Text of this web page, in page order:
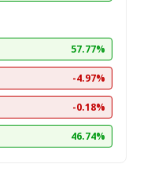
57.77%
-4.97%
-0.18%
46.74%